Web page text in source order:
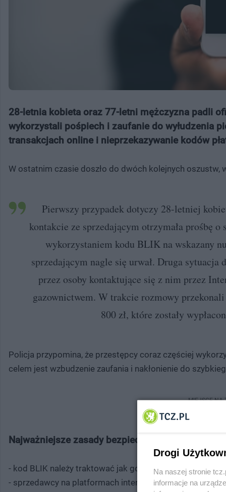
28-letnia kobieta oraz 77-letni mężczyzna padli
wykorzystali pośpiech i zaufanie do wyłudzenia
transakcjach online i nieprzekazywanie kodów
W ostatnim czasie doszło do dwóch kolejnych
Pierwszy przypadek dotyczy 28-letniej
kontakcie ze sprzedającym otrzymała prośbę
wykorzystaniem kodu BLIK na wskazany
sprzedającym nagle się urwał. Druga
przez osoby kontaktujące się z nim przez
gazownictwem. W trakcie rozmowy
800 zł, które zostały
Policja przypomina, że przestępcy coraz częściej
celem jest wzbudzenie zaufania i nakłonienie do
MIEJSCE NA
Najważniejsze zasady bezpieczeństwa:
- kod BLIK należy traktować jak gotówkę i nigdy nie
- sprzedawcy na platformach internetowych nie powinni
Drogi
Na naszej stronie
informacje na